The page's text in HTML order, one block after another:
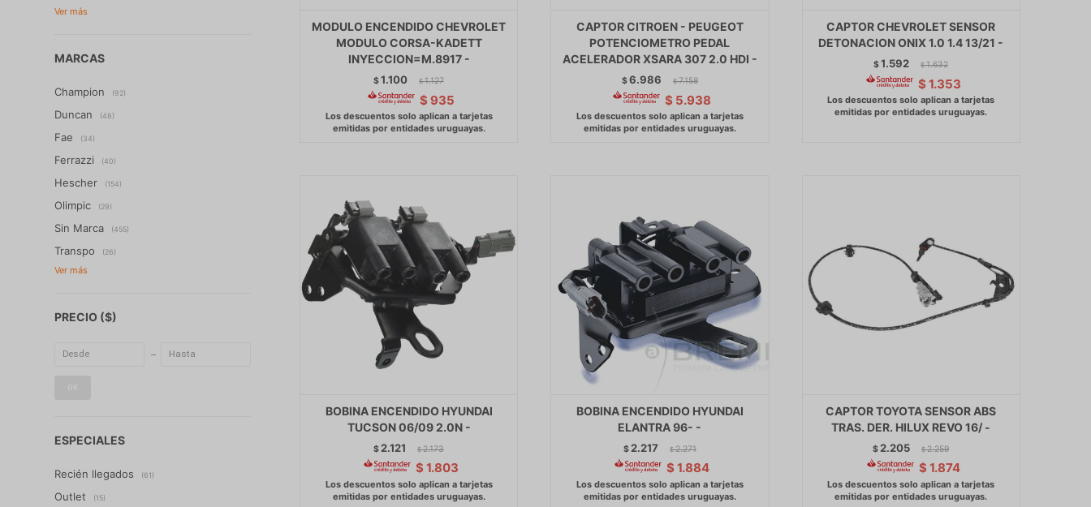
MODULO ENCENDIDO CHEVROLET
MODULO CORSA-KADETT
INYECCION=M.8917 -
$1.100 $ 1.127
$ 935
CAPTOR CITROEN - PEUGEOT
POTENCIOMETRO PEDAL
ACELERADOR XSARA 307 2.0 HDI -
$6.986 $ 7.158
$ 5.938
CAPTOR CHEVROLET SENSOR
DETONACION ONIX 1.0 1.4 13/21 -
$1.592 $ 1.632
$ 1.353
BOBINA ENCENDIDO HYUNDAI
TUCSON 06/09 2.0N -
$ 2.121 $ 2.173
$ 1.803
BOBINA ENCENDIDO HYUNDAI
ELANTRA 96- -
$ 2.217 $ 2.271
$ 1.884
CAPTOR TOYOTA SENSOR ABS
TRAS. DER. HILUX REVO 16/ -
$ 2.205 $ 2.259
$ 1.874
MARCAS
Champion (92)
Duncan (48)
Fae (34)
Ferrazzi (40)
Hescher (154)
Olimpic (29)
Sin Marca (455)
Transpo (26)
PRECIO ($)
ESPECIALES
Recién llegados (61)
Outlet (15)